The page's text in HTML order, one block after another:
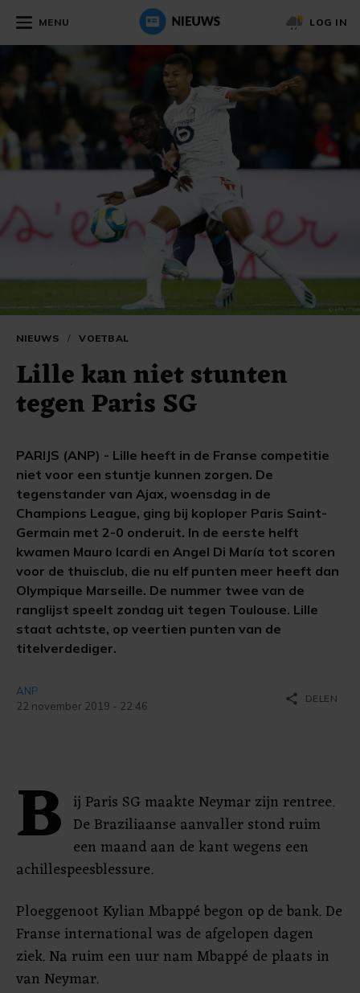
MENU LOG IN
NIEUWS / VOETBAL
Lille kan niet stunten
tegen Paris SG
PARIJS (ANP) - Lille heeft in de Franse competitie
niet voor een stuntje kunnen zorgen. De
tegenstander van Ajax, woensdag in de
Champions League, ging bij koploper Paris Saint-
Germain met 2-0 onderuit. In de eerste helft
kwamen Mauro Icardi en Angel Di María tot scoren
voor de thuisclub, die nu elf punten meer heeft dan
Olympique Marseille. De nummer twee van de
ranglijst speelt zondag uit tegen Toulouse. Lille
staat achtste, op veertien punten van de
titelverdediger.
ANP
22 november 2019 - 22:46
share DELEN
B ij Paris SG maakte Neymar zijn rentree.
De Braziliaanse aanvaller stond ruim
een maand aan de kant wegens een
achillespeesblessure.
Ploeggenoot Kylian Mbappé begon op de bank. De
Franse international was de afgelopen dagen
ziek. Na ruim een uur nam Mbappé de plaats in
van Neymar.